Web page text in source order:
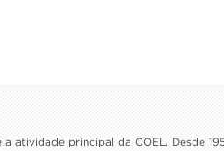
atividade principal da COEL. Desde